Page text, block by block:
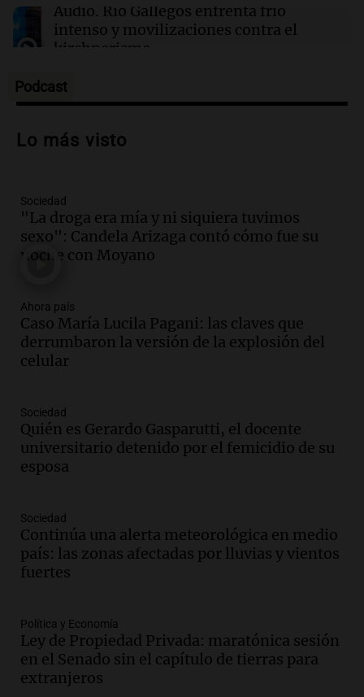
Audio. Río Gallegos enfrenta frío
intenso y movilizaciones contra el
kirchnerismo
Episodios
Audio.Debate en el Senado sobre
la soberanía digital en Argentina
Audio.
de semana helado y ciudadanos
marchan contra reforma de tierras
Panorama Federal
Audio.
El "Mono" de Kapanga
adelantó su show en Rosario.
Viva la Radio Rosario
Episodios
en suspenso a hombre por simular robo
de recaudación en San Luis
Panorama Federal
Episodios
ayuda por problemas de fertilidad y la
ostentación de millonarios
Amamos Argentina
Episodios
avanza con testimonios clave sobre el
accidente en Villa Dolores
Panorama Federal
Episodios
Podcast
Lo más visto
Sociedad
"La droga era mía y ni siquiera tuvimos
sexo": Candela Arizaga contó cómo fue su
noche con Moyano
Ahora país
Caso María Lucila Pagani: las claves que
derrumbaron la versión de la explosión del
celular
Sociedad
Quién es Gerardo Gasparutti, el docente
universitario detenido por el femicidio de su
esposa
Sociedad
Continúa una alerta meteorológica en medio
país: las zonas afectadas por lluvias y vientos
fuertes
Política y Economía
Ley de Propiedad Privada: maratónica sesión
en el Senado sin el capítulo de tierras para
extranjeros